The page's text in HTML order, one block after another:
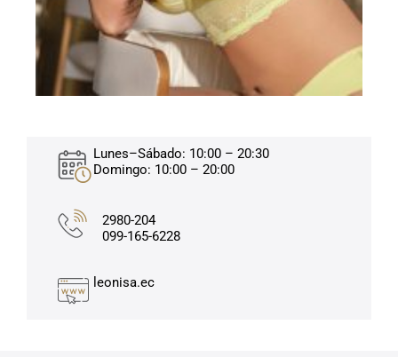
Lunes–Sábado: 10:00 – 20:30
Domingo: 10:00 – 20:00
2980-204
099-165-6228
leonisa.ec